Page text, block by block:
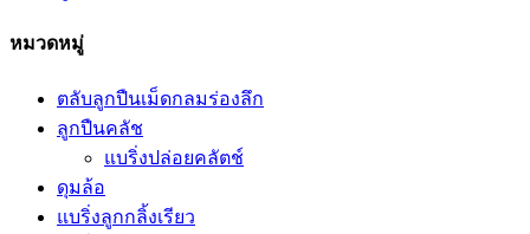
หมวดหมู่
ตลับลูกปืนเม็ดกลมร่องลึก
ลูกปืนคลัช
แบริ่งปล่อยคลัตช์
ดุมล้อ
แบริ่งลูกกลิ้งเรียว